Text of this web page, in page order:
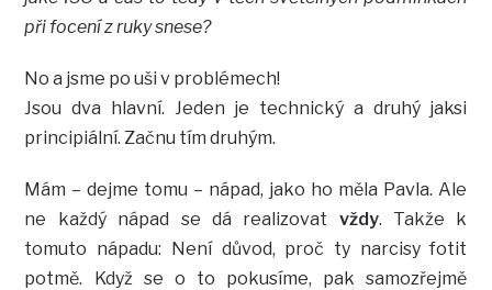
při focení z ruky snese?
No a jsme po uši v problémech!
Jsou dva hlavní. Jeden je technický a druhý jaksi
principiální. Začnu tím druhým.
Mám – dejme tomu – nápad, jako ho měla Pavla. Ale
ne každý nápad se dá realizovat vždy. Takže k
tomuto nápadu: Není důvod, proč ty narcisy fotit
potmě. Když se o to pokusíme, pak samozřejmě